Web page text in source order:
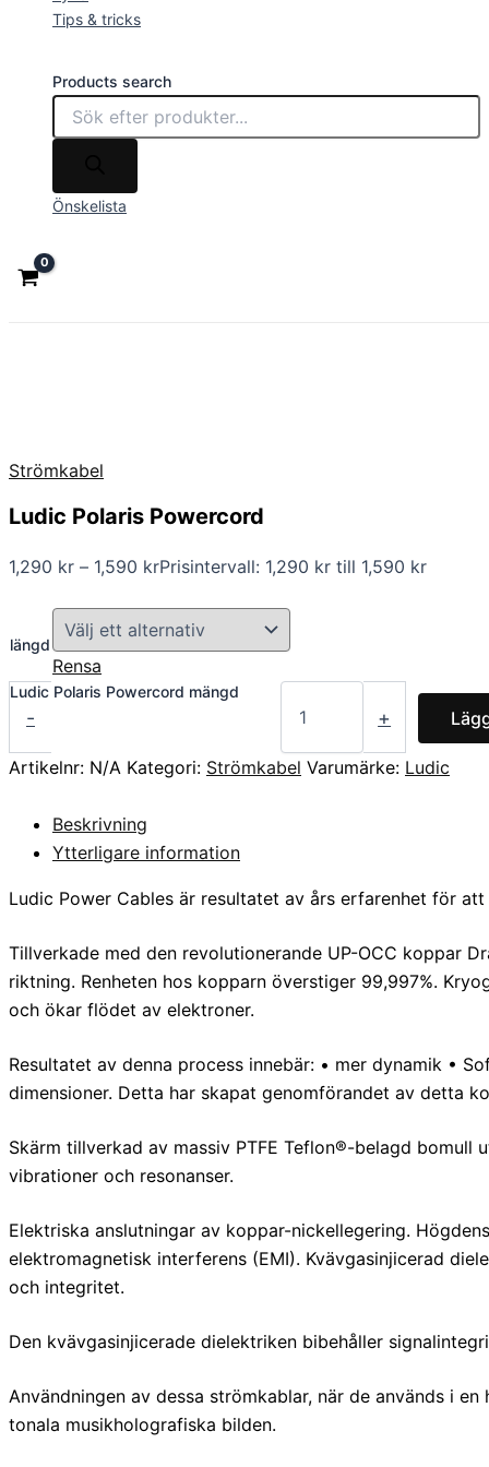
Tips & tricks
Products search
Önskelista
Strömkabel
Ludic Polaris Powercord
1,290 kr – 1,590 krPrisintervall: 1,290 kr till 1,590 kr
längd
Rensa
-
Ludic Polaris Powercord mängd
+
Artikelnr: N/A Kategori: Strömkabel Varumärke: Ludic
Beskrivning
Ytterligare information
Ludic Power Cables är resultatet av års erfarenhet för
Tillverkade med den revolutionerande UP-OCC koppar
riktning. Renheten hos kopparn överstiger 99,997%.
och ökar flödet av elektroner.
Resultatet av denna process innebär: • mer dynamik •
dimensioner. Detta har skapat genomförandet av detta
Skärm tillverkad av massiv PTFE Teflon®-belagd
vibrationer och resonanser.
Elektriska anslutningar av koppar-nickellegering.
elektromagnetisk interferens (EMI). Kvävgasinjicerad
och integritet.
Den kvävgasinjicerade dielektriken bibehåller
Användningen av dessa strömkablar, när de används i
tonala musikholografiska bilden.